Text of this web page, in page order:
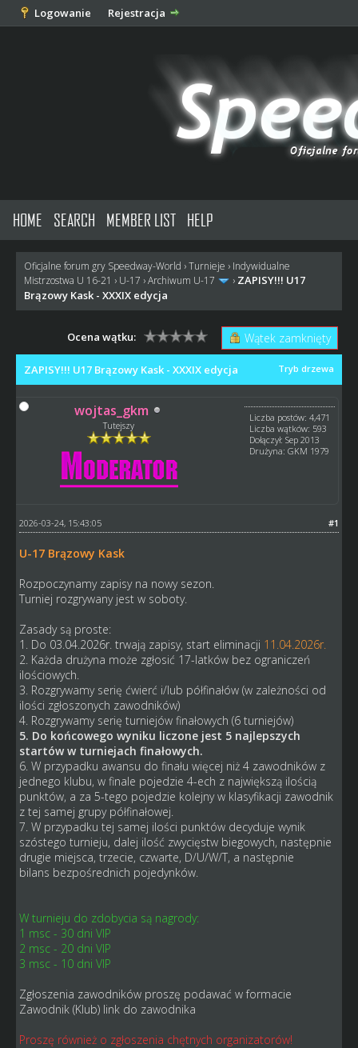
Logowanie Rejestracja
HOME SEARCH MEMBER LIST HELP
Oficjalne forum gry Speedway-World ›Turnieje › Indywidualne
Mistrzostwa U 16-21 › U-17 ›Archiwum U-17 › ZAPISY!!! U17
Brązowy Kask - XXXIX edycja
Wątek zamknięty
Ocena wątku:
Tryb drzewa
ZAPISY!!! U17 Brązowy Kask - XXXIX edycja
wojtas_gkm
Tutejszy
Liczba postów: 4,471
Liczba wątków: 593
Dołączył: Sep 2013
Drużyna: GKM 1979
#1
2026-03-24, 15:43:05
U-17 Brązowy Kask
Rozpoczynamy zapisy na nowy sezon.
Turniej rozgrywany jest w soboty.
Zasady są proste:
1. Do 03.04.2026r. trwają zapisy, start eliminacji 11.04.2026r.
2. Każda drużyna może zgłosić 17-latków bez ograniczeń
ilościowych.
3. Rozgrywamy serię ćwierć i/lub półfinałów (w zależności od
ilości zgłoszonych zawodników)
4. Rozgrywamy serię turniejów finałowych (6 turniejów)
5. Do końcowego wyniku liczone jest 5 najlepszych
startów w turniejach finałowych.
6. W przypadku awansu do finału więcej niż 4 zawodników z
jednego klubu, w finale pojedzie 4-ech z największą ilością
punktów, a za 5-tego pojedzie kolejny w klasyfikacji zawodnik
z tej samej grupy półfinałowej.
7. W przypadku tej samej ilości punktów decyduje wynik
szóstego turnieju, dalej ilość zwycięstw biegowych, następnie
drugie miejsca, trzecie, czwarte, D/U/W/T, a następnie
bilans bezpośrednich pojedynków.
W turnieju do zdobycia są nagrody:
1 msc - 30 dni VIP
2 msc - 20 dni VIP
3 msc - 10 dni VIP
Zgłoszenia zawodników proszę podawać w formacie
Zawodnik (Klub) link do zawodnika
Proszę również o zgłoszenia chętnych organizatorów!